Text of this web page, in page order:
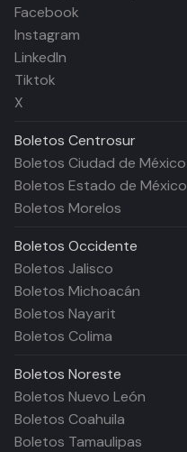
Facebook
Instagram
LinkedIn
Tiktok
X
Boletos Centrosur
Boletos Ciudad de México
Boletos Estado de México
Boletos Morelos
Boletos Occidente
Boletos Jalisco
Boletos Michoacán
Boletos Nayarit
Boletos Colima
Boletos Noreste
Boletos Nuevo León
Boletos Coahuila
Boletos Tamaulipas